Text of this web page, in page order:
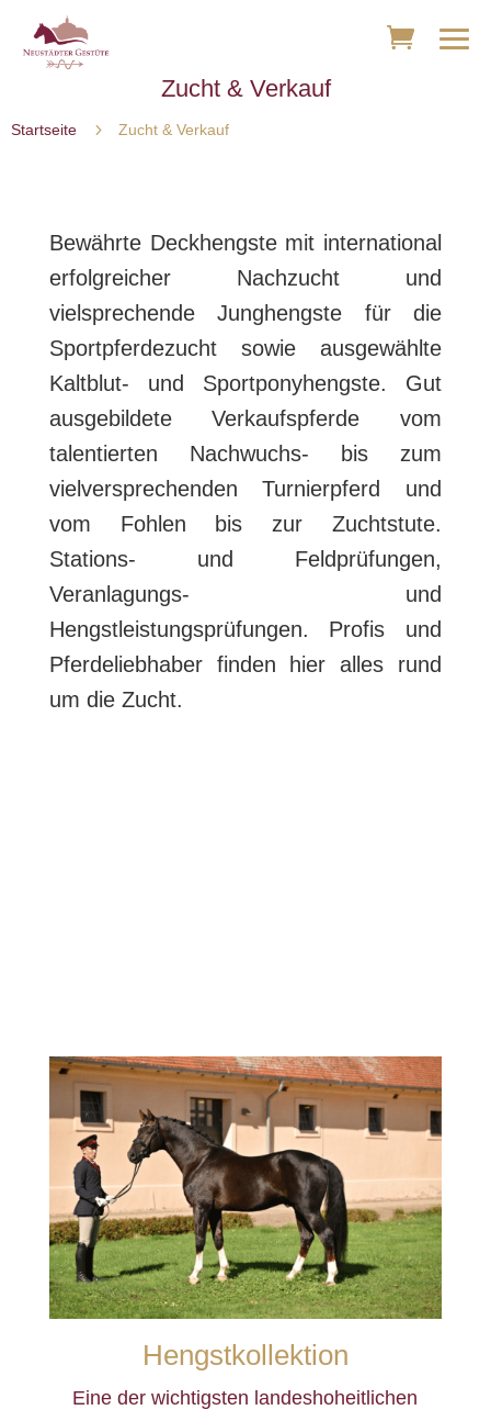
Zucht & Verkauf
Startseite 5 Zucht & Verkauf
Bewährte Deckhengste mit international
erfolgreicher Nachzucht und
vielsprechende Junghengste für die
Sportpferdezucht sowie ausgewählte
Kaltblut- und Sportponyhengste. Gut
ausgebildete Verkaufspferde vom
talentierten Nachwuchs- bis zum
vielversprechenden Turnierpferd und
vom Fohlen bis zur Zuchtstute.
Stations- und Feldprüfungen,
Veranlagungs- und
Hengstleistungsprüfungen. Profis und
Pferdeliebhaber finden hier alles rund
um die Zucht.
Hengstkollektion
Eine der wichtigsten landeshoheitlichen